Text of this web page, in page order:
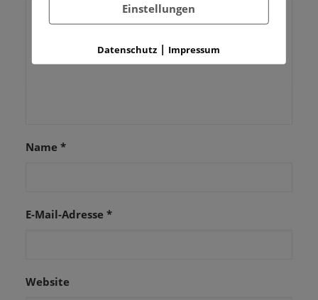
Name *
E-Mail-Adresse *
Website
Einstellungen
Datenschutz | Impressum